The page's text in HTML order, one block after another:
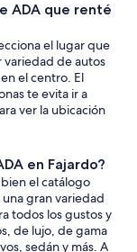
ADA que renté
el lugar que
variedad de autos
el centro. El
te evita ir a
ver la ubicación
en Fajardo?
el catálogo
gran variedad
todos los gustos y
de lujo, de gama
sedán y más. A